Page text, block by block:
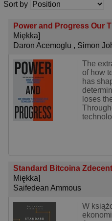
Sort by
Power and Progress Our
Miękka]
Daron Acemoglu , Simon
The
of how
has
loses
Standard Bitcoina
Miękka]
Saifedean Ammous
W